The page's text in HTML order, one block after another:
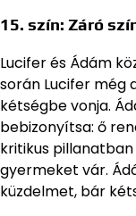
15. szín: Záró
Lucifer és Ádám
során Lucifer még
kétségbe vonja.
bebizonyítsa: ő
kritikus pillanatban
gyermeket vár.
küzdelmet, bár